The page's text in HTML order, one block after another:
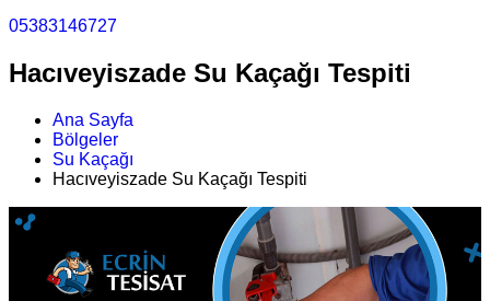
05383146727
Hacıveyiszade Su Kaçağı Tespiti
Ana Sayfa
Bölgeler
Su Kaçağı
Hacıveyiszade Su Kaçağı Tespiti